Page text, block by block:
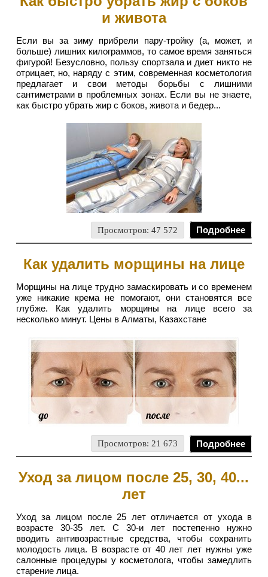
и живота
Если вы за зиму прибрели пару-тройку (а, может, и
больше) лишних килограммов, то самое время заняться
фигурой! Безусловно, пользу спортзала и диет никто не
отрицает, но, наряду с этим, современная косметология
предлагает и свои методы борьбы с лишними
сантиметрами в проблемных зонах. Если вы не знаете,
как быстро убрать жир с боков, живота и бедер...
Просмотров: 47 572 Подробнее
Как удалить морщины на лице
Морщины на лице трудно замаскировать и со временем
уже никакие крема не помогают, они становятся все
глубже. Как удалить морщины на лице всего за
несколько минут. Цены в Алматы, Казахстане
Просмотров: 21 673 Подробнее
Уход за лицом после 25, 30, 40...
лет
Уход за лицом после 25 лет отличается от ухода в
возрасте 30-35 лет. С 30-и лет постепенно нужно
вводить антивозрастные средства, чтобы сохранить
молодость лица. В возрасте от 40 лет лет нужны уже
салонные процедуры у косметолога, чтобы замедлить
старение лица.